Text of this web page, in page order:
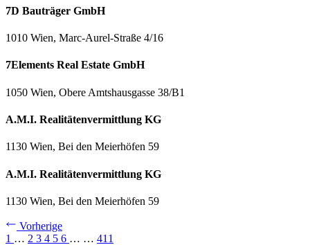
7D Bauträger GmbH
1010 Wien, Marc-Aurel-Straße 4/16
7Elements Real Estate GmbH
1050 Wien, Obere Amtshausgasse 38/B1
A.M.I. Realitätenvermittlung KG
1130 Wien, Bei den Meierhöfen 59
A.M.I. Realitätenvermittlung KG
1130 Wien, Bei den Meierhöfen 59
Vorherige
1 … 2 3 4 5 6 … … 411